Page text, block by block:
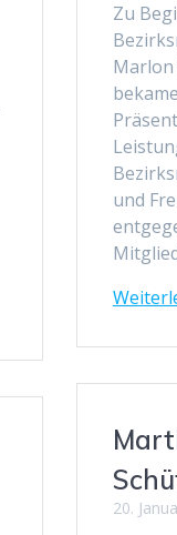
Zu
Marlon
und
20.